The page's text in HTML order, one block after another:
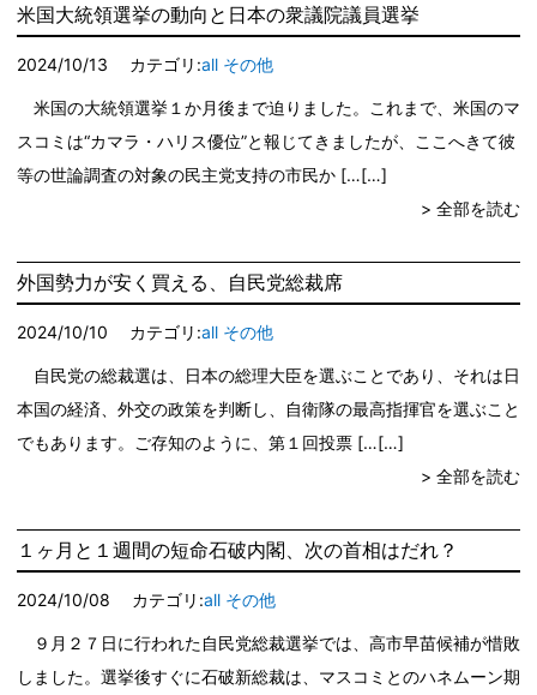
米国大統領選挙の動向と日本の衆議院議員選挙
2024/10/13 カテゴリ:all その他
米国の大統領選挙１か月後まで迫りました。これまで、米国のマ
スコミは“カマラ・ハリス優位”と報じてきましたが、ここへきて彼
等の世論調査の対象の民主党支持の市民か […
> 全部を読む
外国勢力が安く買える、自民党総裁席
2024/10/10 カテゴリ:all その他
自民党の総裁選は、日本の総理大臣を選ぶことであり、それは日
本国の経済、外交の政策を判断し、自衛隊の最高指揮官を選ぶこと
でもあります。ご存知のように、第１回投票 […
> 全部を読む
１ヶ月と１週間の短命石破内閣、次の首相はだれ？
2024/10/08 カテゴリ:all その他
９月２７日に行われた自民党総裁選挙では、高市早苗候補が惜敗
しました。選挙後すぐに石破新総裁は、マスコミとのハネムーン期